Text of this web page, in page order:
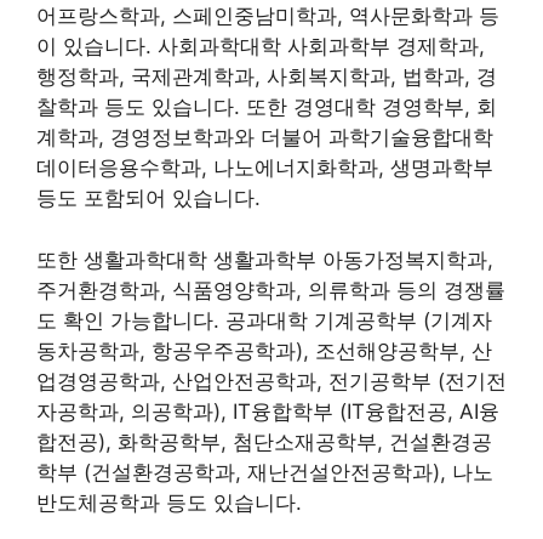
어프랑스학과, 스페인중남미학과, 역사문화학과 등
이 있습니다. 사회과학대학 사회과학부 경제학과,
행정학과, 국제관계학과, 사회복지학과, 법학과, 경
찰학과 등도 있습니다. 또한 경영대학 경영학부, 회
계학과, 경영정보학과와 더불어 과학기술융합대학
데이터응용수학과, 나노에너지화학과, 생명과학부
등도 포함되어 있습니다.
또한 생활과학대학 생활과학부 아동가정복지학과,
주거환경학과, 식품영양학과, 의류학과 등의 경쟁률
도 확인 가능합니다. 공과대학 기계공학부 (기계자
동차공학과, 항공우주공학과), 조선해양공학부, 산
업경영공학과, 산업안전공학과, 전기공학부 (전기전
자공학과, 의공학과), IT융합학부 (IT융합전공, AI융
합전공), 화학공학부, 첨단소재공학부, 건설환경공
학부 (건설환경공학과, 재난건설안전공학과), 나노
반도체공학과 등도 있습니다.